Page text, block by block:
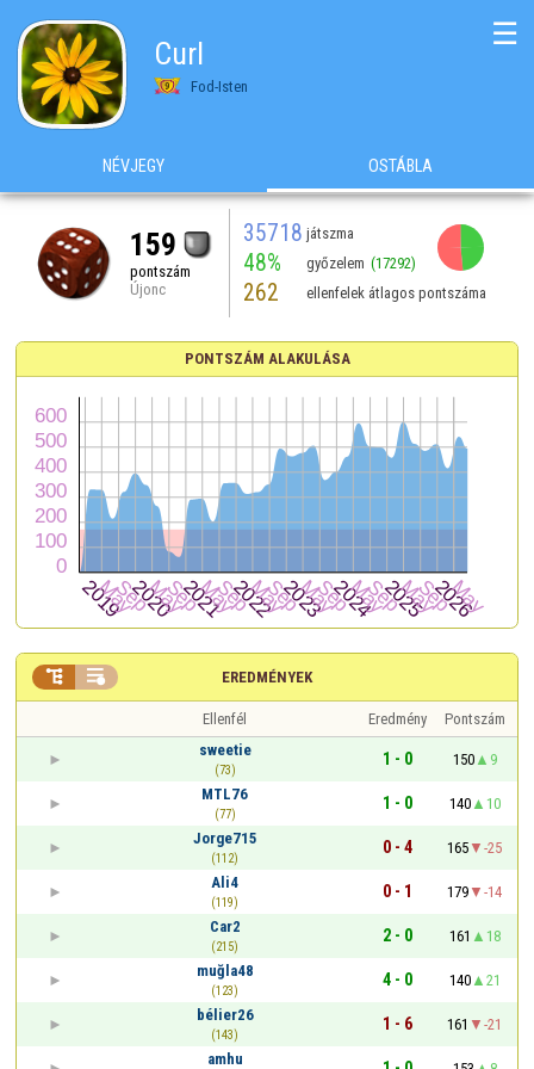
Curl
Fod-Isten
☰
NÉVJEGY OSTÁBLA
159
pontszám
Újonc
35718 játszma
48% győzelem (17292)
262 ellenfelek átlagos pontszáma
PONTSZÁM ALAKULÁSA
EREDMÉNYEK
 
Ellenfél Eredmény
Pontszám
sweetie
(73)
1 - 0 150
9
MTL76
(77)
1 - 0 140
10
Jorge715
(112)
0 - 4 165
-25
Ali4
(119)
0 - 1 179
-14
Car2
(215)
2 - 0 161
18
muğla48
(123)
4 - 0 140
21
bélier26
(143)
1 - 6 161
-21
amhu